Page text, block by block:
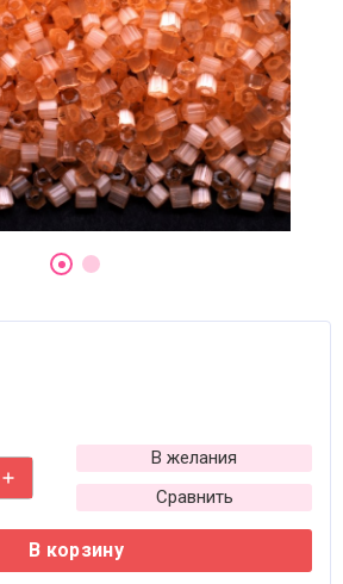
В желания
Сравнить
В корзину